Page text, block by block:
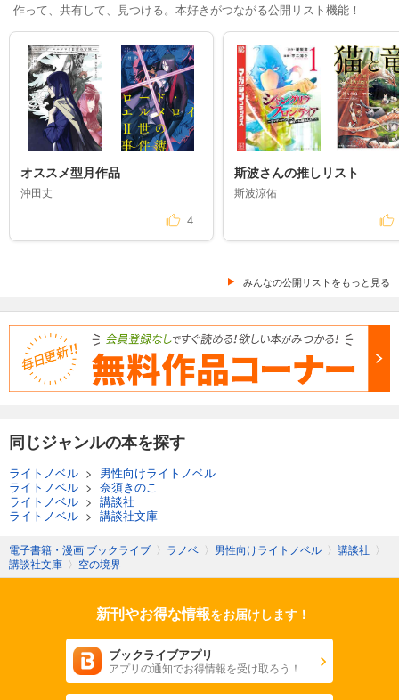
作って、共有して、見つける。本好きがつながる公開リスト機能！
オススメ型月作品
沖田丈
4
斯波さんの推しリスト
斯波涼佑
みんなの公開リストをもっと見る
同じジャンルの本を探す
ライトノベル > 男性向けライトノベル
ライトノベル > 奈須きのこ
ライトノベル > 講談社
ライトノベル > 講談社文庫
電子書籍・漫画 ブックライブ 〉 ラノベ 〉 男性向けライトノベル 〉 講談社 〉
講談社文庫 〉 空の境界
新刊やお得な情報をお届けします！
ブックライブアプリ
アプリの通知でお得情報を受け取ろう！